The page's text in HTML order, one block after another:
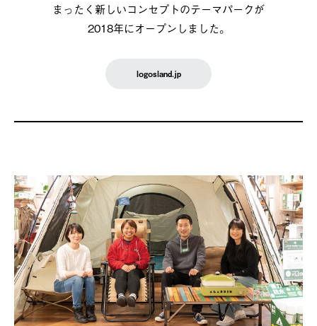
まったく新しいコンセプトのテーマパークが
2018年にオープンしました。
logosland.jp